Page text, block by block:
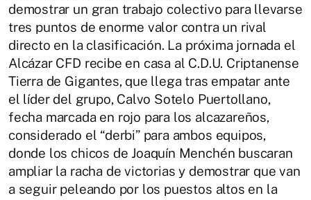
demostrar un gran trabajo colectivo para llevarse
tres puntos de enorme valor contra un rival
directo en la clasificación. La próxima jornada el
Alcázar CFD recibe en casa al C.D.U. Criptanense
Tierra de Gigantes, que llega tras empatar ante
el líder del grupo, Calvo Sotelo Puertollano,
fecha marcada en rojo para los alcazareños,
considerado el “derbi” para ambos equipos,
donde los chicos de Joaquín Menchén buscaran
ampliar la racha de victorias y demostrar que van
a seguir peleando por los puestos altos en la